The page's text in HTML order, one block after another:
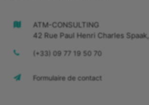
ATM-CONSULTING
42 Rue Paul Henri Charles
(+33) 09 77 19 50 70
Formulaire de contact